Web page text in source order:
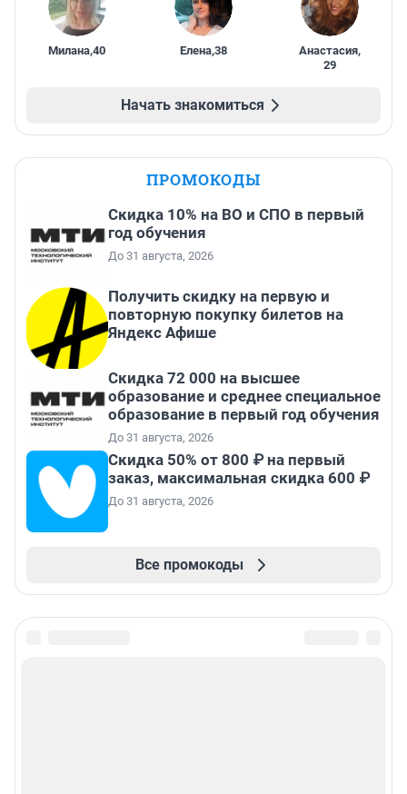
Милана,40 Елена,38 Анастасия,
29
Начать знакомиться
ПРОМОКОДЫ
Скидка 10% на ВО и СПО в первый
год обучения
До 31 августа, 2026
Получить скидку на первую и
повторную покупку билетов на
Яндекс Афише
Скидка 72 000 на высшее
образование и среднее специальное
образование в первый год обучения
До 31 августа, 2026
Скидка 50% от 800 ₽ на первый
заказ, максимальная скидка 600 ₽
До 31 августа, 2026
Все промокоды